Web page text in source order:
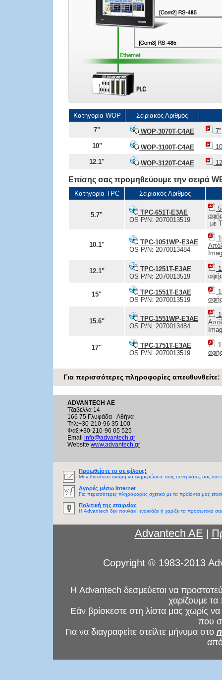
Κατηγορία WOP
Σειριακός Αριθμός
7"
WOP-3070T-C4AE
10"
WOP-3100T-C4AE
12.1"
WOP-3120T-C4AE
Επίσης σας προμηθεύουμε την σειρά
Κατηγορία TPC Σειριακός Αριθμός
5.7"
TPC-651T-E3AE
OS P/N: 2070013519
αφής
με
10.1"
TPC-1051WP-E3AE
OS P/N: 2070013484
12.1"
TPC-1251T-E3AE
OS P/N: 2070013519
15"
TPC-1551T-E3AE
OS P/N: 2070013519
15.6"
TPC-1551WP-E3AE
OS P/N: 2070013484
17"
TPC-1751T-E3AE
OS P/N: 2070013519
Για περισσότερες πληροφορίες απευθυνθείτε:
ADVANTECH AE
Τζαβέλλα 14
166 75 Γλυφάδα - Αθήνα
Τηλ:+30-210-96 35 100
Φαξ:+30-210-96 05 525
Email info@advantech.gr
Website www.advantech.gr
Προωθείστε το σε φίλους!
Μην διστάσετε ακόμη να ενημερώσετε τους συνεργάτες σας και
Αγορές μέσω Internet
Για περισσότερες πληροφορίες σχετικά με τα προϊόντα μας
Πολιτική της εταιρείας
Η Advantech δεν πουλάει, ενοικιάζει ή χαρίζει τα προσωπικά
Advantech AE
Copyright ® 1983-2013
Η Advantech δεσμεύεται να
χαρίζουμε
Εάν βρίσκεστε στη λίστα μας χωρίς
που
Για να διαγραφείτε στείλτε μήνυμα στο
από